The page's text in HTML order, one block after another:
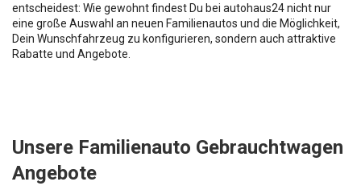
entscheidest: Wie gewohnt findest Du bei autohaus24 nicht nur
eine große Auswahl an neuen Familienautos und die Möglichkeit,
Dein Wunschfahrzeug zu konfigurieren, sondern auch attraktive
Rabatte und Angebote.
Unsere Familienauto Gebrauchtwagen
Angebote